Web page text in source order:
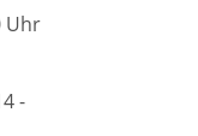
Uhr
-